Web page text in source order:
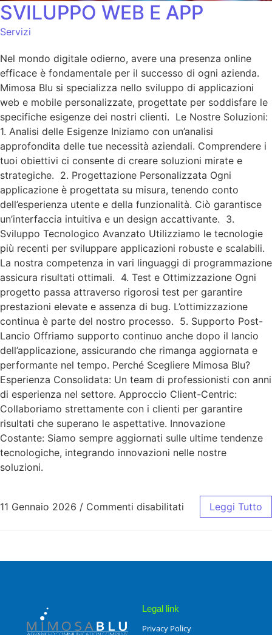
SVILUPPO WEB E APP
Servizi
Nel mondo digitale odierno, avere una presenza online
efficace è fondamentale per il successo di ogni azienda.
Mimosa Blu si specializza nello sviluppo di applicazioni
web e mobile personalizzate, progettate per soddisfare le
specifiche esigenze dei nostri clienti. Le Nostre Soluzioni:
1. Analisi delle Esigenze Iniziamo con un’analisi
approfondita delle tue necessità aziendali. Comprendere i
tuoi obiettivi ci consente di creare soluzioni mirate e
strategiche. 2. Progettazione Personalizzata Ogni
applicazione è progettata su misura, tenendo conto
dell’esperienza utente e della funzionalità. Ciò garantisce
un’interfaccia intuitiva e un design accattivante. 3.
Sviluppo Tecnologico Avanzato Utilizziamo le tecnologie
più recenti per sviluppare applicazioni robuste e scalabili.
La nostra competenza in vari linguaggi di programmazione
assicura risultati ottimali. 4. Test e Ottimizzazione Ogni
progetto passa attraverso rigorosi test per garantire
prestazioni elevate e assenza di bug. L’ottimizzazione
continua è parte del nostro processo. 5. Supporto Post-
Lancio Offriamo supporto continuo anche dopo il lancio
dell’applicazione, assicurando che rimanga aggiornata e
performante nel tempo. Perché Scegliere Mimosa Blu?
Esperienza Consolidata: Un team di professionisti con anni
di esperienza nel settore. Approccio Client-Centric:
Collaboriamo strettamente con i clienti per garantire
risultati che superano le aspettative. Innovazione
Costante: Siamo sempre aggiornati sulle ultime tendenze
tecnologiche, integrando innovazioni nelle nostre
soluzioni.
11 Gennaio 2026 / Commenti disabilitati Leggi Tutto
Legal link
Privacy Policy